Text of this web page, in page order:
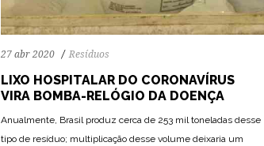
27 abr 2020 Resíduos
LIXO HOSPITALAR DO CORONAVÍRUS
VIRA BOMBA-RELÓGIO DA DOENÇA
Anualmente, Brasil produz cerca de 253 mil toneladas desse
tipo de resíduo; multiplicação desse volume deixaria um